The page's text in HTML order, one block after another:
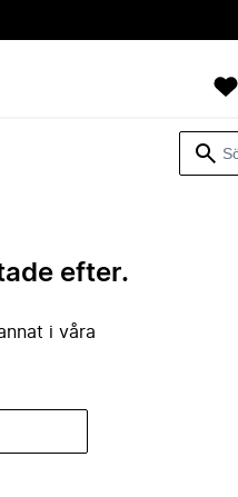
efter.
i våra